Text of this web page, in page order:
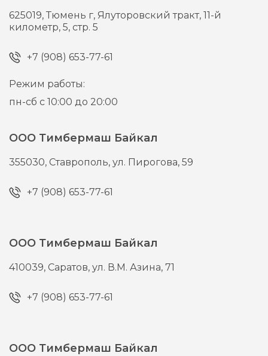
625019,Тюмень г, Ялуторовский тракт, 11-й
километр, 5, стр. 5
+7 (908) 653-77-61
Режим работы:
пн-сб с 10:00 до 20:00
ООО Тимбермаш Байкал
355030, Ставрополь,ул. Пирогова, 59
+7 (908) 653-77-61
ООО Тимбермаш Байкал
410039, Саратов,ул. В.М. Азина, 71
+7 (908) 653-77-61
ООО Тимбермаш Байкал